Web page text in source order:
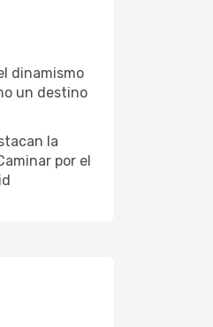
dinamismo
un destino
la
por el